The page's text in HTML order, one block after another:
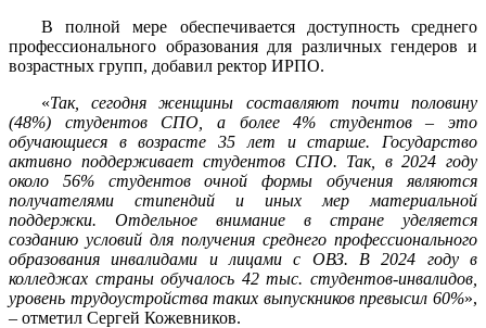
В полной мере обеспечивается доступность среднего
профессионального образования для различных гендеров и
возрастных групп, добавил ректор ИРПО.
«Так, сегодня женщины составляют почти половину
(48%) студентов СПО, а более 4% студентов – это
обучающиеся в возрасте 35 лет и старше. Государство
активно поддерживает студентов СПО. Так, в 2024 году
около 56% студентов очной формы обучения являются
получателями стипендий и иных мер материальной
поддержки. Отдельное внимание в стране уделяется
созданию условий для получения среднего профессионального
образования инвалидами и лицами с ОВЗ. В 2024 году в
колледжах страны обучалось 42 тыс. студентов-инвалидов,
уровень трудоустройства таких выпускников превысил 60%»,
– отметил Сергей Кожевников.